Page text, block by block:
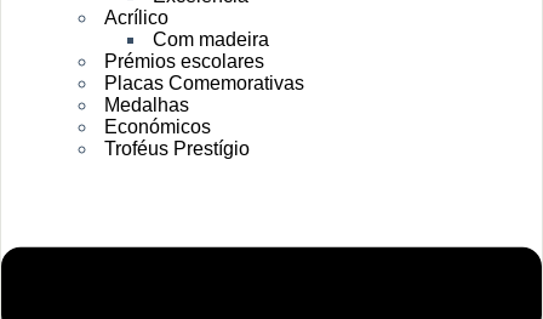
Acrílico
Com madeira
Prémios escolares
Placas Comemorativas
Medalhas
Económicos
Troféus Prestígio